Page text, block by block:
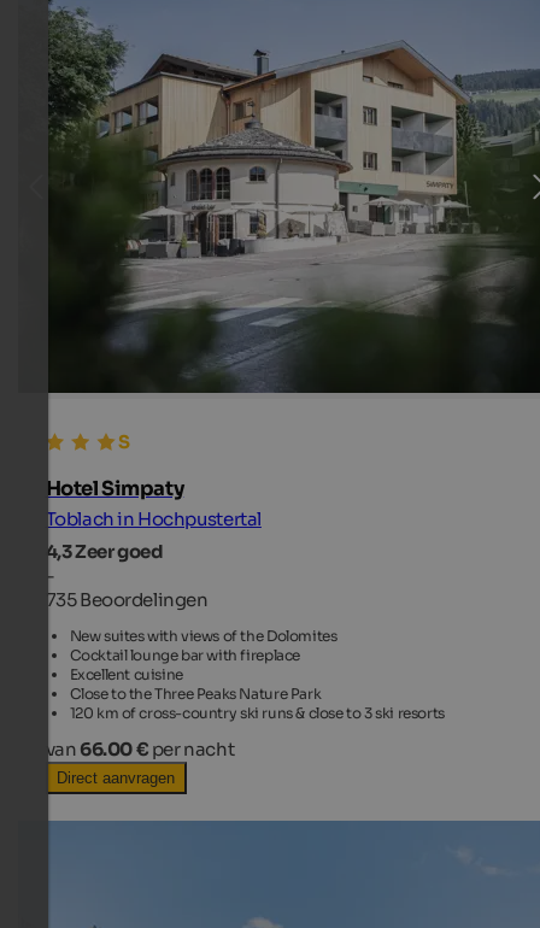
Hotel Simpaty
Toblach in Hochpustertal
4,3Zeer goed
-
735 Beoordelingen
New suites with views of the Dolomites
Cocktail lounge bar with fireplace
Excellent cuisine
Close to the Three Peaks Nature Park
120 km of cross-country ski runs & close to 3 ski resorts
van 66.00 € per nacht
Direct aanvragen